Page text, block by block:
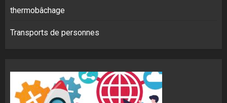
thermobâchage
Transports de personnes